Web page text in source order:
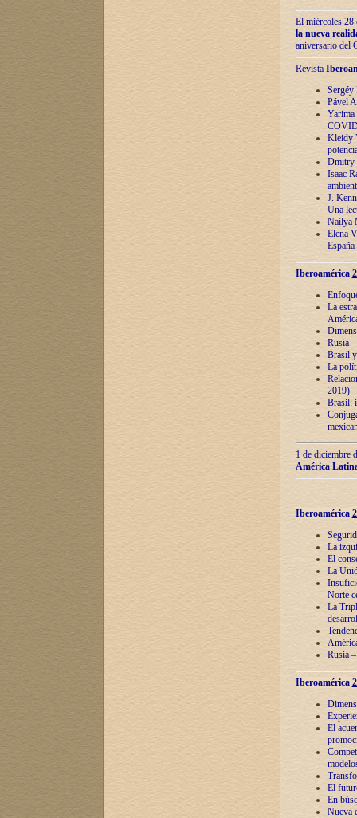
El miércoles 28
la nueva
aniversario del
Revista
Sergéy
Pável
Yarima
Kleidy
Dmitry
Isaac
J.
Una
Naílya
Elena
España
Iberoamérica
La
Rusia
Brasil
La
2019)
Brasil:
1 de diciembre
América
Iberoamérica
La
El
La
Norte
La
Rusia
Iberoamérica
El
El
En
Nueva